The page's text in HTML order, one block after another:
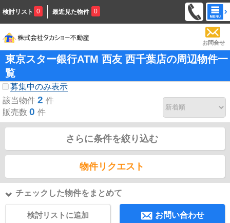
検討リスト 0 最近見た物件 0
お問合せ
東京スター銀行ATM 西友 西千葉店の周辺物件一
覧
募集中のみ表示
該当物件 2 件
販売数 0 件
さらに条件を絞り込む
物件リクエスト
チェックした物件をまとめて
検討リストに追加 お問い合わせ